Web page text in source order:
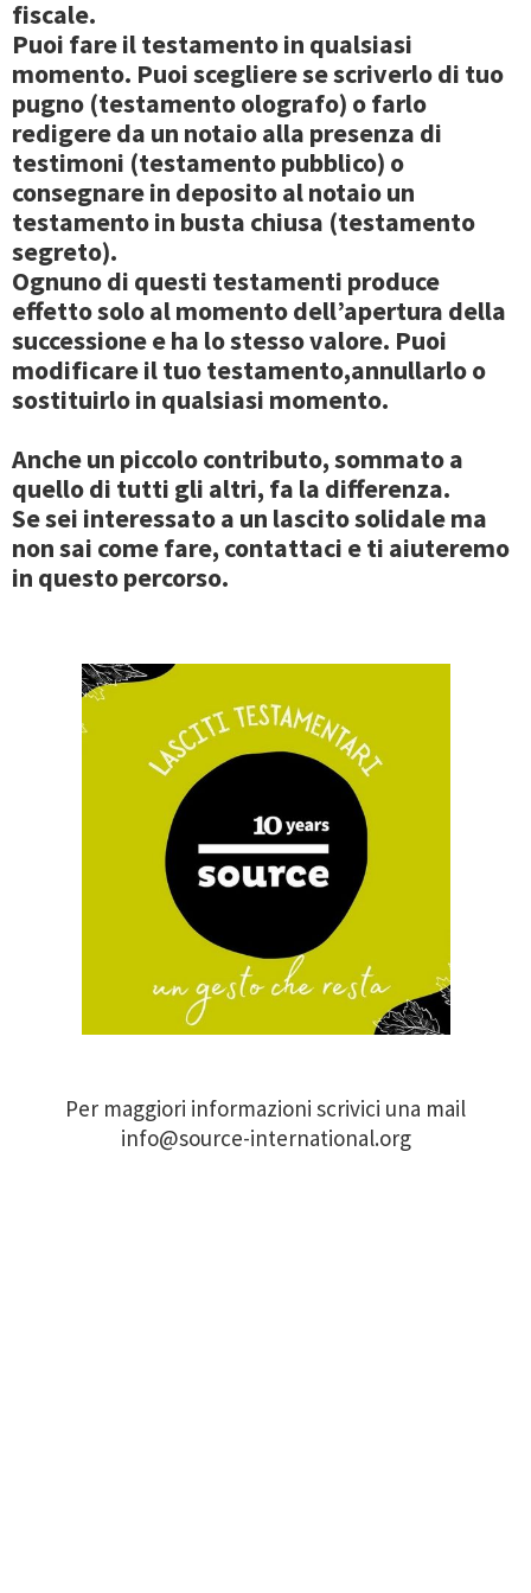
fiscale.
Puoi fare il testamento in qualsiasi
momento. Puoi scegliere se scriverlo di tuo
pugno (testamento olografo) o farlo
redigere da un notaio alla presenza di
testimoni (testamento pubblico) o
consegnare in deposito al notaio un
testamento in busta chiusa (testamento
segreto).
Ognuno di questi testamenti produce
effetto solo al momento dell’apertura della
successione e ha lo stesso valore. Puoi
modificare il tuo testamento,annullarlo o
sostituirlo in qualsiasi momento.
Anche un piccolo contributo, sommato a
quello di tutti gli altri, fa la differenza.
Se sei interessato a un lascito solidale ma
non sai come fare, contattaci e ti aiuteremo
in questo percorso.
Per maggiori informazioni scrivici una mail
info@source-international.org